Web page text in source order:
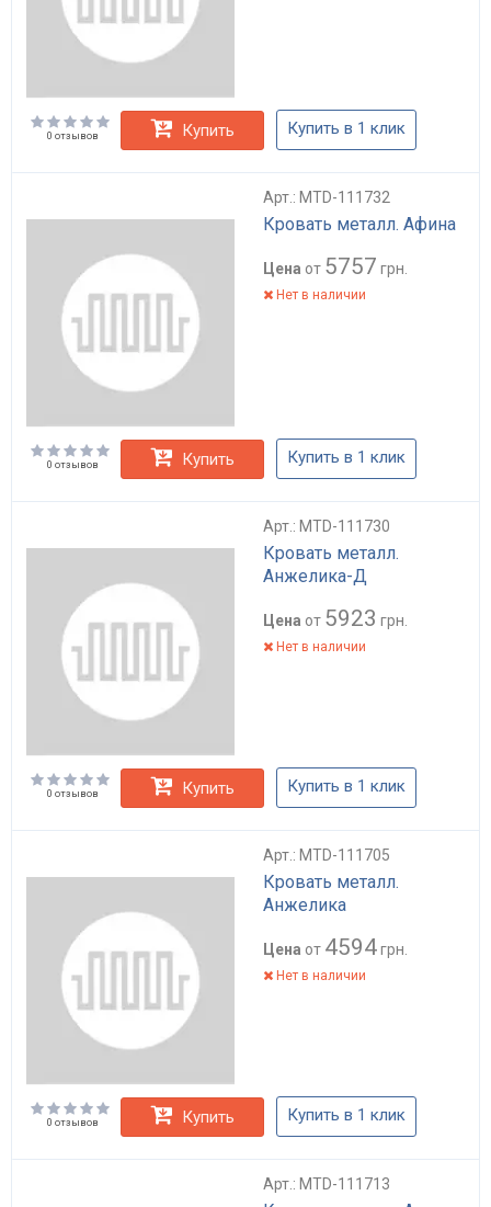
0 отзывов Купить Купить в 1 клик
Арт.: MTD-111732
Кровать металл. Афина
Цена от 5757 грн.
Нет в наличии
0 отзывов Купить Купить в 1 клик
Арт.: MTD-111730
Кровать металл.
Анжелика-Д
Цена от 5923 грн.
Нет в наличии
0 отзывов Купить Купить в 1 клик
Арт.: MTD-111705
Кровать металл.
Анжелика
Цена от 4594грн.
Нет в наличии
0 отзывов Купить Купить в 1 клик
Арт.: MTD-111713